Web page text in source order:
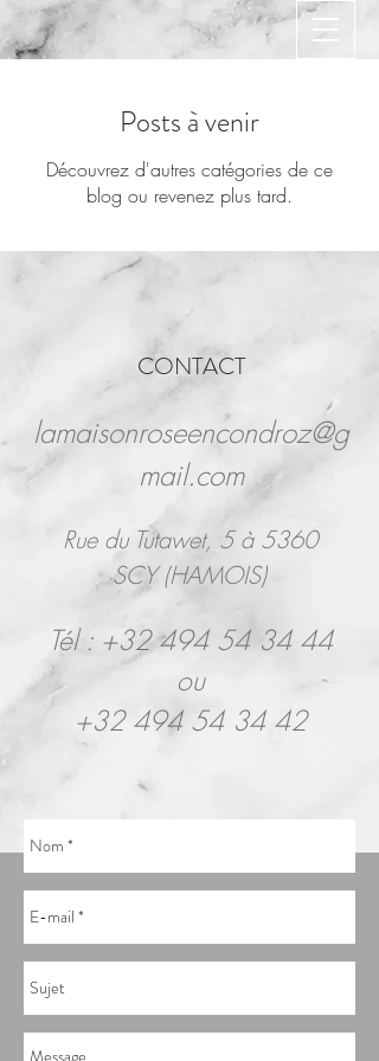
Posts à venir
Découvrez d'autres catégories de ce
blog ou revenez plus tard.
CONTACT
lamaisonroseencondroz@g
mail.com
Rue du Tutawet, 5 à 5360
SCY (HAMOIS)
Tél : +32 494 54 34 44
ou
+32 494 54 34 42